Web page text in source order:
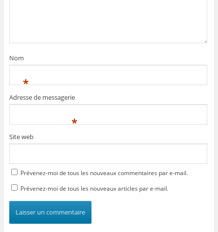
Nom
*
Adresse de messagerie
*
Site web
Prévenez-moi de tous les nouveaux commentaires par e-mail.
Prévenez-moi de tous les nouveaux articles par e-mail.